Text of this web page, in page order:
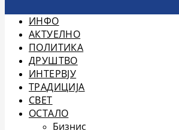
ИНФО
АКТУЕЛНО
ПОЛИТИКА
ДРУШТВО
ИНТЕРВЈУ
ТРАДИЦИЈА
СВЕТ
ОСТАЛО
Бизнис